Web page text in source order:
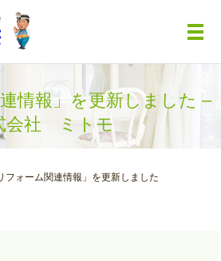
メ
情報」を更新しました –
会社 ミトモ
フォーム関連情報」を更新しました